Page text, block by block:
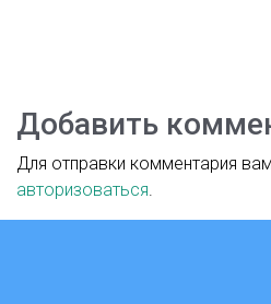
Добавить
Для отправки комментария
авторизоваться